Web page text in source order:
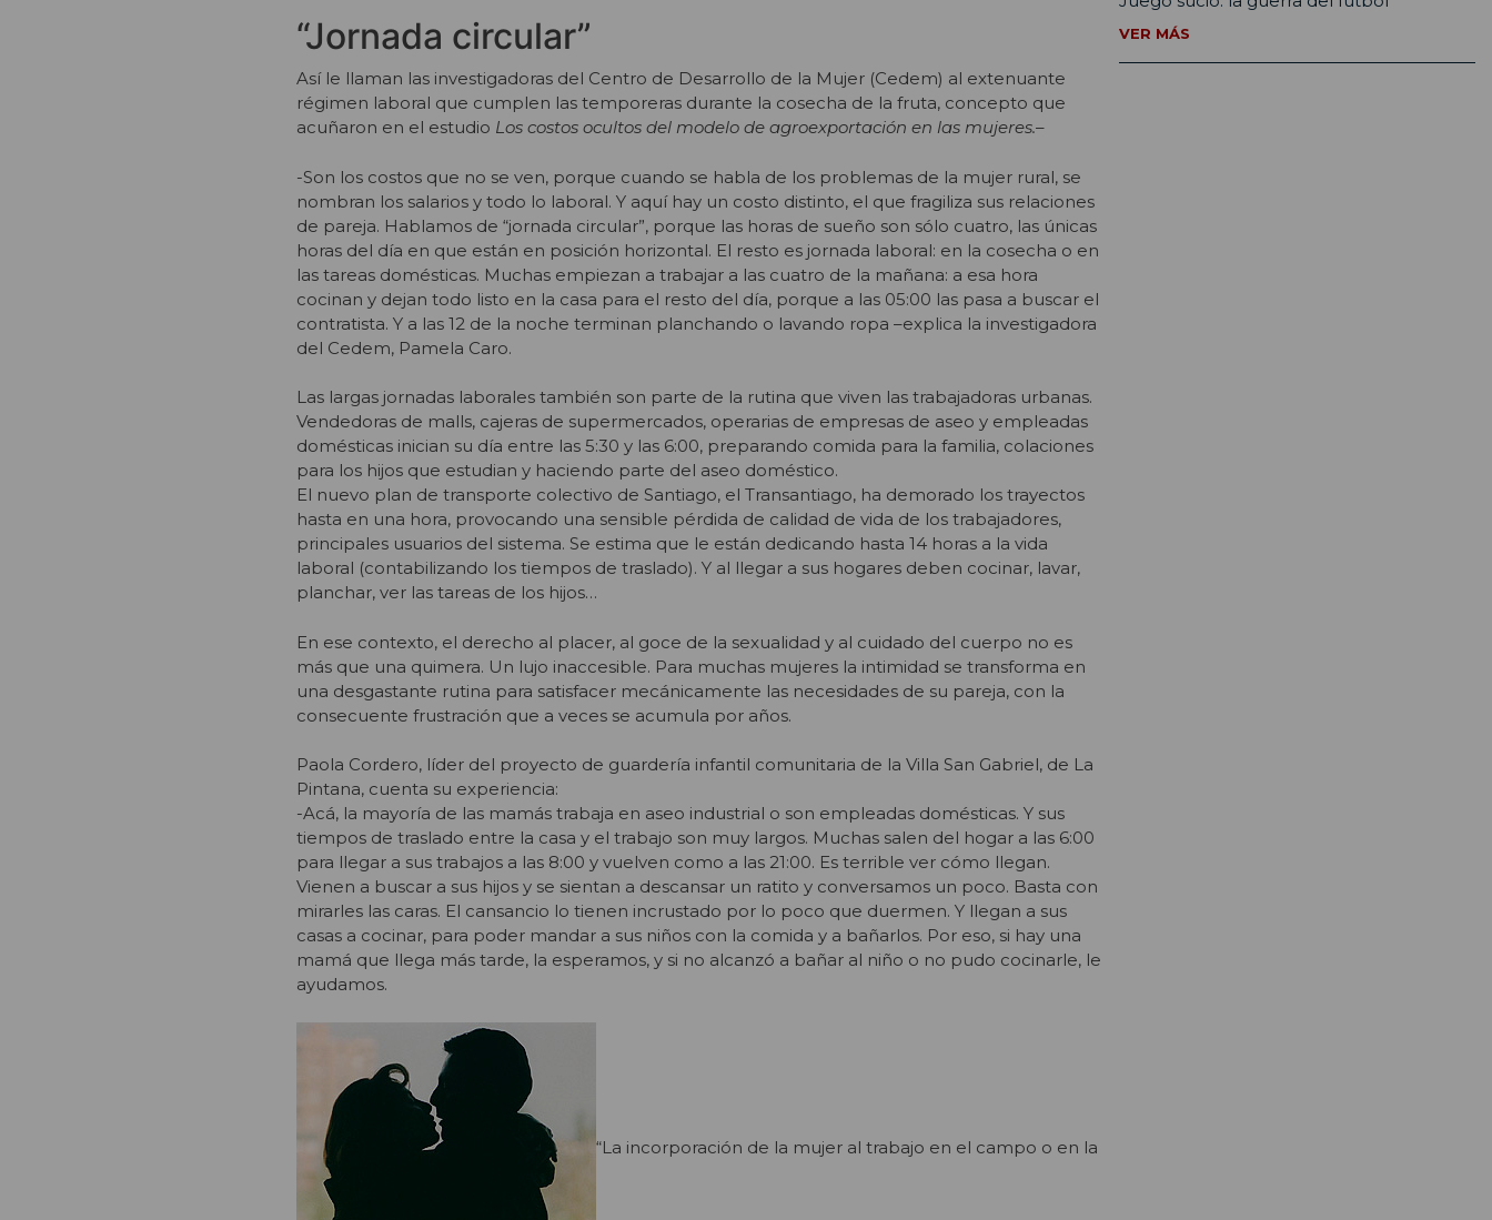
“Jornada circular”
Así le llaman las investigadoras del Centro de Desarrollo de la Mujer (Cedem) al extenuante
régimen laboral que cumplen las temporeras durante la cosecha de la fruta, concepto que
acuñaron en el estudio Los costos ocultos del modelo de agroexportación en las mujeres.–
-Son los costos que no se ven, porque cuando se habla de los problemas de la mujer rural, se
nombran los salarios y todo lo laboral. Y aquí hay un costo distinto, el que fragiliza sus relaciones
de pareja. Hablamos de “jornada circular”, porque las horas de sueño son sólo cuatro, las únicas
horas del día en que están en posición horizontal. El resto es jornada laboral: en la cosecha o en
las tareas domésticas. Muchas empiezan a trabajar a las cuatro de la mañana: a esa hora
cocinan y dejan todo listo en la casa para el resto del día, porque a las 05:00 las pasa a buscar el
contratista. Y a las 12 de la noche terminan planchando o lavando ropa –explica la investigadora
del Cedem, Pamela Caro.
Las largas jornadas laborales también son parte de la rutina que viven las trabajadoras urbanas.
Vendedoras de malls, cajeras de supermercados, operarias de empresas de aseo y empleadas
domésticas inician su día entre las 5:30 y las 6:00, preparando comida para la familia, colaciones
para los hijos que estudian y haciendo parte del aseo doméstico.
El nuevo plan de transporte colectivo de Santiago, el Transantiago, ha demorado los trayectos
hasta en una hora, provocando una sensible pérdida de calidad de vida de los trabajadores,
principales usuarios del sistema. Se estima que le están dedicando hasta 14 horas a la vida
laboral (contabilizando los tiempos de traslado). Y al llegar a sus hogares deben cocinar, lavar,
planchar, ver las tareas de los hijos…
En ese contexto, el derecho al placer, al goce de la sexualidad y al cuidado del cuerpo no es
más que una quimera. Un lujo inaccesible. Para muchas mujeres la intimidad se transforma en
una desgastante rutina para satisfacer mecánicamente las necesidades de su pareja, con la
consecuente frustración que a veces se acumula por años.
Paola Cordero, líder del proyecto de guardería infantil comunitaria de la Villa San Gabriel, de La
Pintana, cuenta su experiencia:
-Acá, la mayoría de las mamás trabaja en aseo industrial o son empleadas domésticas. Y sus
tiempos de traslado entre la casa y el trabajo son muy largos. Muchas salen del hogar a las 6:00
para llegar a sus trabajos a las 8:00 y vuelven como a las 21:00. Es terrible ver cómo llegan.
Vienen a buscar a sus hijos y se sientan a descansar un ratito y conversamos un poco. Basta con
mirarles las caras. El cansancio lo tienen incrustado por lo poco que duermen. Y llegan a sus
casas a cocinar, para poder mandar a sus niños con la comida y a bañarlos. Por eso, si hay una
mamá que llega más tarde, la esperamos, y si no alcanzó a bañar al niño o no pudo cocinarle, le
ayudamos.
“La incorporación de la mujer al trabajo en el campo o en la
VER MÁS